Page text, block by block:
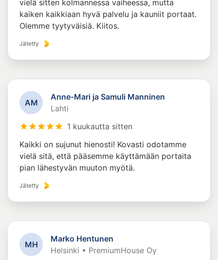
vielä sitten kolmannessa vaiheessa, mutta
kaiken kaikkiaan hyvä palvelu ja kauniit portaat.
Olemme tyytyväisiä. Kiitos.
Jätetty
AM
Anne-Mari ja Samuli Manninen
Lahti
1 kuukautta sitten
Kaikki on sujunut hienosti! Kovasti odotamme
vielä sitä, että pääsemme käyttämään portaita
pian lähestyvän muuton myötä.
Jätetty
MH
Marko Hentunen
Helsinki • PremiumHouse Oy